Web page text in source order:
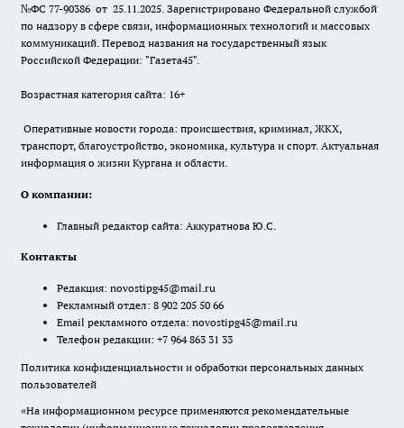
№ФС 77-90386 от 25.11.2025. Зарегистрировано Федеральной службой
по надзору в сфере связи, информационных технологий и массовых
коммуникаций. Перевод названия на государственный язык
Российской Федерации: "Газета45".
Возрастная категория сайта: 16+
Оперативные новости города: происшествия, криминал, ЖКХ,
транспорт, благоустройство, экономика, культура и спорт. Актуальная
информация о жизни Кургана и области.
О компании:
Главный редактор сайта: Аккуратнова Ю.С.
Контакты
Редакция: novostipg45@mail.ru
Рекламный отдел: 8 902 205 50 66
Email рекламного отдела: novostipg45@mail.ru
Телефон редакции: +7 964 863 31 33
Политика конфиденциальности и обработки персональных данных
пользователей
«На информационном ресурсе применяются рекомендательные